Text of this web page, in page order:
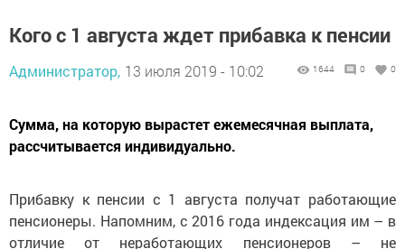
Кого с 1 августа ждет прибавка к пенсии
Администратор, 13 июля 2019 - 10:02 1644 0 0
Сумма, на которую вырастет ежемесячная выплата,
рассчитывается индивидуально.
Прибавку к пенсии с 1 августа получат работающие
пенсионеры. Напомним, с 2016 года индексация им – в
отличие от неработающих пенсионеров – не